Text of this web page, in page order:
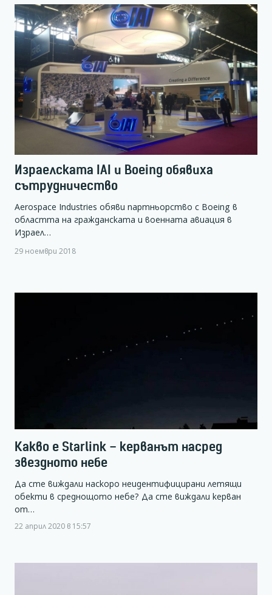
Израелската IAI и Boeing обявиха
сътрудничество
Aerospace Industries обяви партньорство с Boeing в
областта на гражданската и военната авиация в
Израел…
29 ноември 2018
Какво е Starlink – керванът насред
звездното небе
Да сте виждали наскоро неидентифицирани летящи
обекти в среднощото небе? Да сте виждали керван
от…
22 април 2020 в 15:57